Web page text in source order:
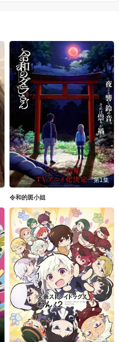
第1集
令和的斑小姐